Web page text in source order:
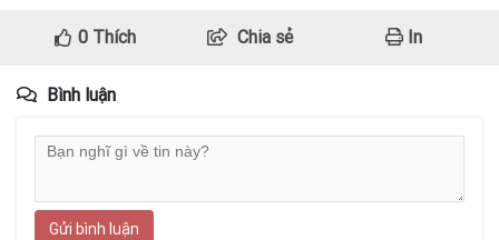
0Thích Chia sẻ In
Bình luận
Gửi bình luận